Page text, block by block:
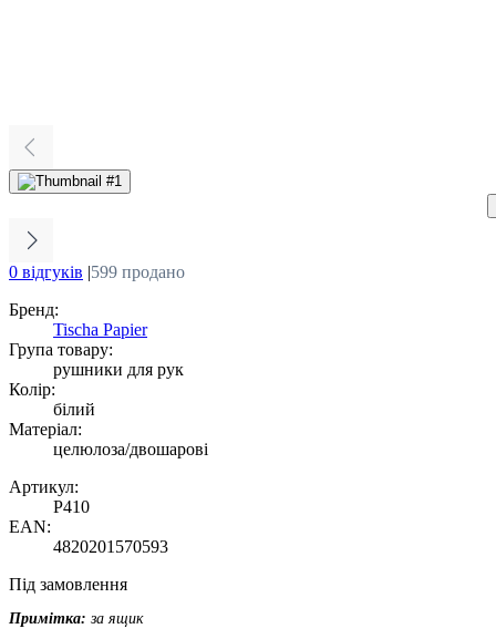
0 відгуків |599 продано
Бренд:
Tischa Papier
Група товару:
рушники для рук
Колір:
білий
Матеріал:
целюлоза/двошарові
Артикул:
P410
EAN:
4820201570593
Під замовлення
Примітка: за ящик